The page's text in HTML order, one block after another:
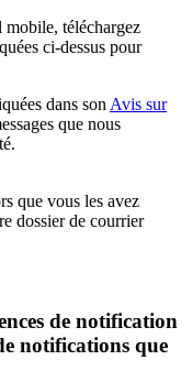
mobile, téléchargez
ci-dessus pour
dans son Avis sur
que nous
que vous les avez
dossier de courrier
de notification
notifications que